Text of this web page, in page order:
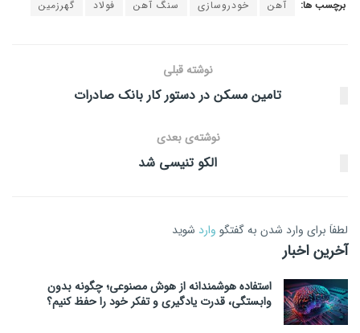
برچسب ها: آهن خودروسازی سنگ آهن فولاد گهرزمین
نوشته قبلی
تامین مسکن در دستور کار بانک صادرات
نوشته‌ی بعدی
الکو تنیسی شد
لطفاَ برای وارد شدن به گفتگو وارد شوید
آخرین اخبار
استفاده هوشمندانه از هوش مصنوعی؛ چگونه بدون
وابستگی، قدرت یادگیری و تفکر خود را حفظ کنیم؟